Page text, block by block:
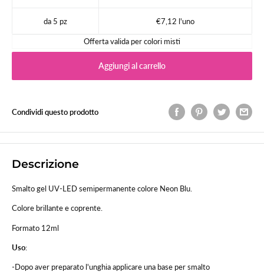
da 5 pz €7,12 l'uno
Offerta valida per colori misti
Aggiungi al carrello
Condividi questo prodotto
Descrizione
Smalto gel UV-LED semipermanente colore Neon Blu.
Colore brillante e coprente.
Formato 12ml
Uso:
-Dopo aver preparato l'unghia applicare una base per smalto